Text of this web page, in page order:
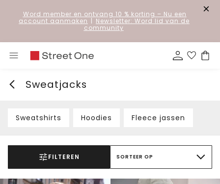
Word member en ontvang 10 % korting – Nu een
account aanmaken | Newsletter: Word lid van de
community
Sweatjacks
Sweatshirts Hoodies Fleece jassen
FILTEREN SORTEER OP